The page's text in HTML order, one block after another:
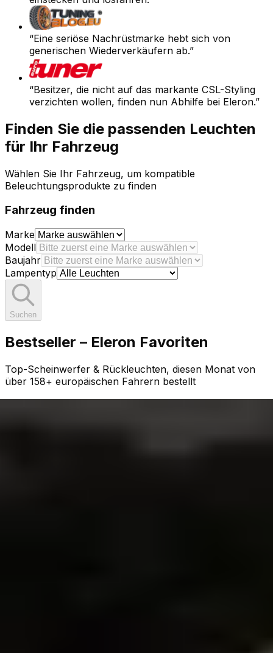
“Eine seriöse Nachrüstmarke hebt sich von
generischen Wiederverkäufern ab.”
“Besitzer, die nicht auf das markante CSL-Styling
verzichten wollen, finden nun Abhilfe bei Eleron.”
Finden Sie die passenden Leuchten
für Ihr Fahrzeug
Wählen Sie Ihr Fahrzeug, um kompatible
Beleuchtungsprodukte zu finden
Fahrzeug finden
Marke
Modell
Baujahr
Lampentyp
Suchen
Bestseller – Eleron Favoriten
Top-Scheinwerfer & Rückleuchten, diesen Monat von
über 158+ europäischen Fahrern bestellt